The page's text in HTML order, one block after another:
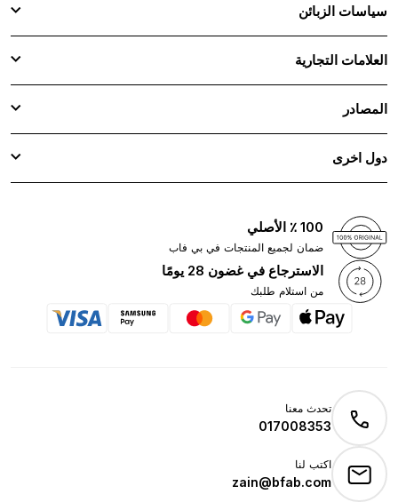
سياسات الزبائن
العلامات التجارية
المصادر
دول اخرى
100 ٪ الأصلي
ضمان لجميع المنتجات في بي فاب
الاسترجاع في غضون 28 يومًا
من استلام طلبك
تحدث معنا
017008353
اكتب لنا
zain@bfab.com